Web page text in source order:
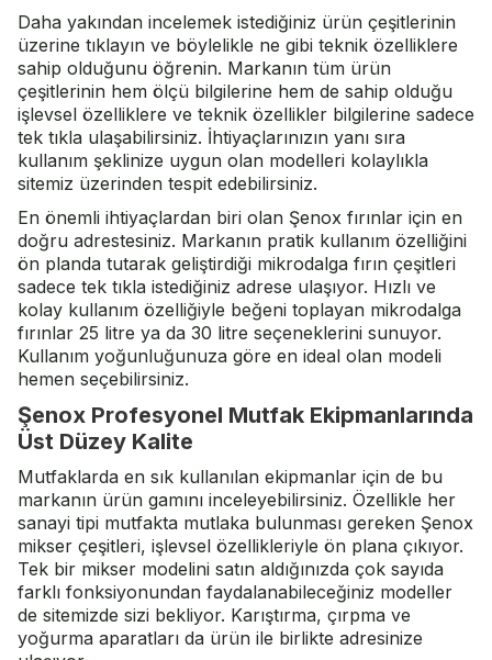
Daha yakından incelemek istediğiniz ürün çeşitlerinin
üzerine tıklayın ve böylelikle ne gibi teknik özelliklere
sahip olduğunu öğrenin. Markanın tüm ürün
çeşitlerinin hem ölçü bilgilerine hem de sahip olduğu
işlevsel özelliklere ve teknik özellikler bilgilerine sadece
tek tıkla ulaşabilirsiniz. İhtiyaçlarınızın yanı sıra
kullanım şeklinize uygun olan modelleri kolaylıkla
sitemiz üzerinden tespit edebilirsiniz.
En önemli ihtiyaçlardan biri olan Şenox fırınlar için en
doğru adrestesiniz. Markanın pratik kullanım özelliğini
ön planda tutarak geliştirdiği mikrodalga fırın çeşitleri
sadece tek tıkla istediğiniz adrese ulaşıyor. Hızlı ve
kolay kullanım özelliğiyle beğeni toplayan mikrodalga
fırınlar 25 litre ya da 30 litre seçeneklerini sunuyor.
Kullanım yoğunluğunuza göre en ideal olan modeli
hemen seçebilirsiniz.
Şenox Profesyonel Mutfak Ekipmanlarında
Üst Düzey Kalite
Mutfaklarda en sık kullanılan ekipmanlar için de bu
markanın ürün gamını inceleyebilirsiniz. Özellikle her
sanayi tipi mutfakta mutlaka bulunması gereken Şenox
mikser çeşitleri, işlevsel özellikleriyle ön plana çıkıyor.
Tek bir mikser modelini satın aldığınızda çok sayıda
farklı fonksiyonundan faydalanabileceğiniz modeller
de sitemizde sizi bekliyor. Karıştırma, çırpma ve
yoğurma aparatları da ürün ile birlikte adresinize